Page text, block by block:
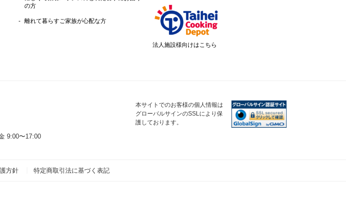
の方
離れて暮らすご家族が心配な方
法人施設様向けはこちら
9:00〜17:00
本サイトでのお客様の個人情報は
グローバルサインのSSLにより保
護しております。
方針 特定商取引法に基づく表記